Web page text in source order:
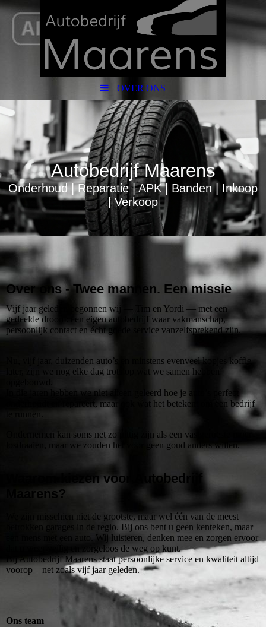
OVER ONS
Autobedrijf Maarens
Onderhoud | Reparatie | APK | Banden | Inkoop
| Verkoop
Over ons - Twee mannen. Een missie
Vijf jaar geleden begonnen wij — Tim en Yordi — met een
gedeelde droom: een eigen autobedrijf waar vakmanschap,
persoonlijk contact en écht goede service vanzelfsprekend zijn.
Nu, vijf jaar, duizenden auto’s en minstens evenveel kopjes koffie
later, zijn we nog elke dag trots op wat we samen hebben
In die jaren hebben we niet alleen geleerd hoe je auto’s perfect
onderhoudt en repareert, maar ook wat het betekent om een bedrijf
Ondernemen kan soms net zo pittig zijn als een vastgeroeste moer
losdraaien, maar we zouden het voor geen goud anders willen.
Waarom kiezen voor Autobedrijf
Maarens?
We zijn misschien niet de grootste, maar wel één van de meest
betrokken garages in de regio. Bij ons bent u geen kenteken, maar
een mens met een auto. Wij luisteren, denken mee en zorgen ervoor
dat u weer veilig en zorgeloos de weg op kunt.
Bij Autobedrijf Maarens staat persoonlijke service en kwaliteit altijd
voorop – net zoals vijf jaar geleden.
Ons team